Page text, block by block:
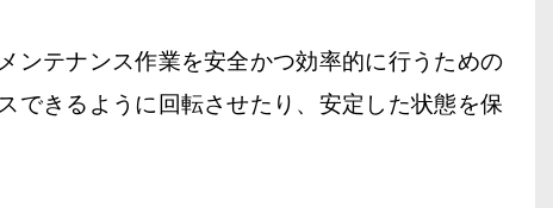
ンテナンス作業を安全かつ効率的に行うための
できるように回転させたり、安定した状態を保